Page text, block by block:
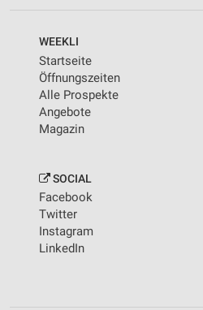
WEEKLI
Startseite
Öffnungszeiten
Alle Prospekte
Angebote
Magazin
SOCIAL
Facebook
Twitter
Instagram
LinkedIn